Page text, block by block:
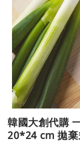
韓國大創代購
20*24 cm 拋